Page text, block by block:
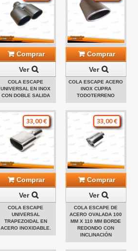
Comprar
Ver
COLA ESCAPE
UNIVERSAL EN INOX
CON DOBLE SALIDA
Comprar
Ver
COLA ESCAPE ACERO
INOX CUPRA
TODOTERRENO
33,00 €
Comprar
Ver
COLA ESCAPE
UNIVERSAL
TRAPEZOIDAL EN
ACERO INOXIDABLE.
33,00 €
Comprar
Ver
COLA ESCAPE DE
ACERO OVALADA 100
MM X 110 MM BORDE
REDONDO CON
INCLINACIÓN